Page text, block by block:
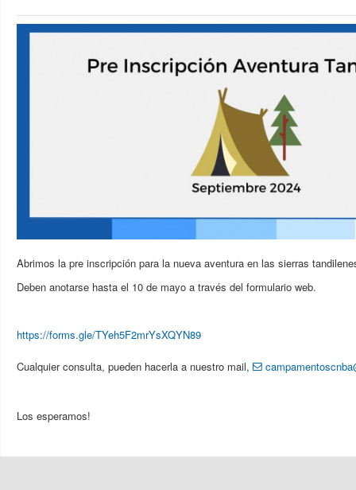
Abrimos la pre inscripción para la nueva aventura en las sierras
Deben anotarse hasta el 10 de mayo a través del formulario web.
https://forms.gle/TYeh5F2mrYsXQYN89
Cualquier consulta, pueden hacerla a nuestro mail,
Los esperamos!